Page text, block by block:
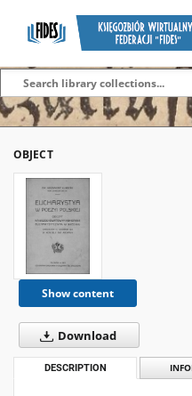
OBJECT
Show content
Download
DESCRIPTION